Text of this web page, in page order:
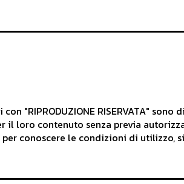
con "RIPRODUZIONE RISERVATA"
il loro contenuto senza previa
conoscere le condizioni di utilizzo,